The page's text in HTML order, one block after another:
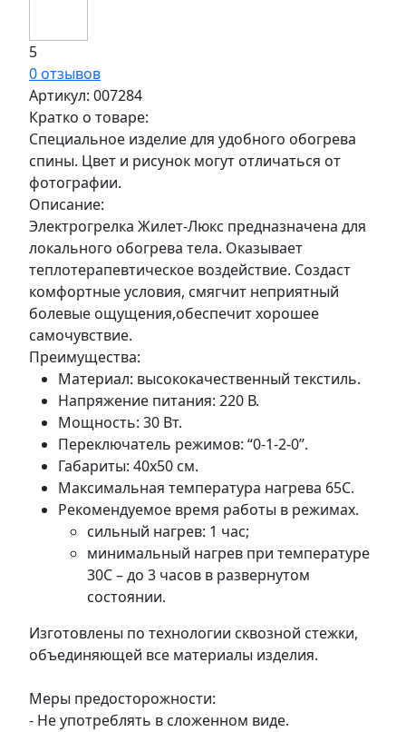
5
0 отзывов
Артикул: 007284
Кратко о товаре:
Специальное изделие для удобного обогрева
спины. Цвет и рисунок могут отличаться от
фотографии.
Описание:
Электрогрелка Жилет-Люкс предназначена для
локального обогрева тела. Оказывает
теплотерапевтическое воздействие. Создаст
комфортные условия, смягчит неприятный
болевые ощущения,обеспечит хорошее
самочувствие.
Преимущества:
Материал: высококачественный текстиль.
Напряжение питания: 220 В.
Мощность: 30 Вт.
Переключатель режимов: “0-1-2-0”.
Габариты: 40х50 см.
Максимальная температура нагрева 65С.
Рекомендуемое время работы в режимах.
сильный нагрев: 1 час;
минимальный нагрев при температуре
30C – до 3 часов в развернутом
состоянии.
Изготовлены по технологии сквозной стежки,
объединяющей все материалы изделия.
Меры предосторожности:
- Не употреблять в сложенном виде.